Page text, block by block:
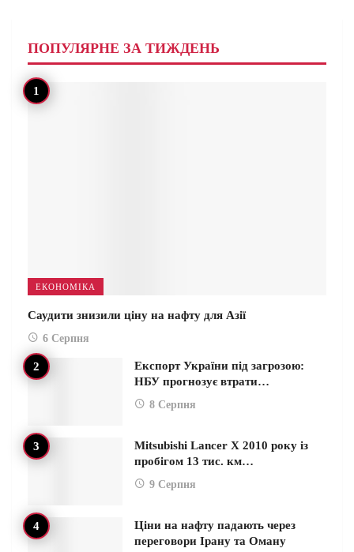
ПОПУЛЯРНЕ ЗА ТИЖДЕНЬ
ЕКОНОМІКА
Саудити знизили ціну на нафту для Азії
6 Серпня
Експорт України під загрозою:
НБУ прогнозує втрати…
8 Серпня
Mitsubishi Lancer X 2010 року із
пробігом 13 тис. км…
9 Серпня
Ціни на нафту падають через
переговори Ірану та Оману